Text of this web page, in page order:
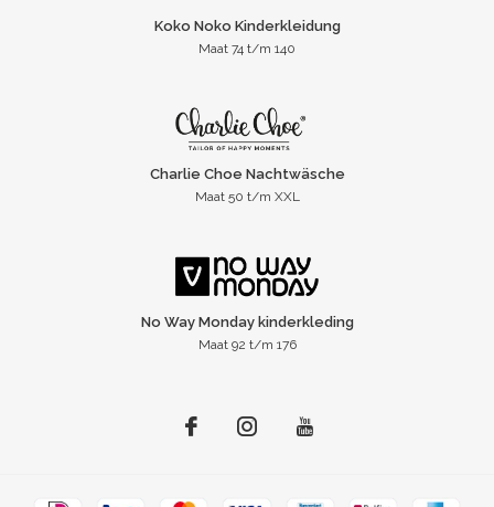
Koko Noko Kinderkleidung
Maat 74 t/m 140
Charlie Choe Nachtwäsche
Maat 50 t/m XXL
No Way Monday kinderkleding
Maat 92 t/m 176